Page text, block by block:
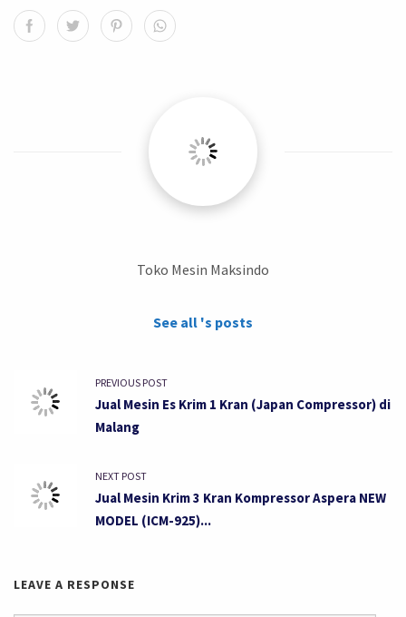
Toko Mesin Maksindo
See all 's posts
PREVIOUS POST
Jual Mesin Es Krim 1 Kran (Japan Compressor) di
Malang
NEXT POST
Jual Mesin Krim 3 Kran Kompressor Aspera NEW
MODEL (ICM-925)...
LEAVE A RESPONSE